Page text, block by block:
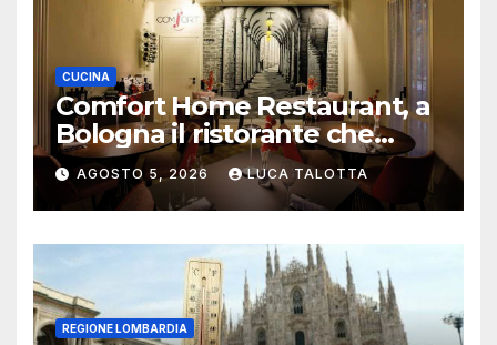
CUCINA
Comfort Home Restaurant, a
Bologna il ristorante che
trasforma l’ospitalità in
un’esperienza di casa
AGOSTO 5, 2026 LUCA TALOTTA
REGIONE LOMBARDIA